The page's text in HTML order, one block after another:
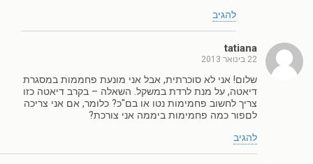
להגיב
tatiana
22 בינואר 2013
שלום! אני לא סוכרתית, אבל אני מונעת פחממות במסגרת
דיאטה, על מנת לרדת במשקל. השאלה – בקרב דיאטה כזו
צריך לחשוב פחמימות נטו או בם"כ? כלומר, אם אני צריכה
לםפור כמה פחמימות ביממה אני צורכת?
להגיב